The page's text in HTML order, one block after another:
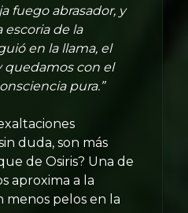
fuego abrasador, y
escoria de la
en la llama, el
quedamos con el
pura.”
duda, son más
de Osiris? Una de
aproxima a la
menos pelos en la